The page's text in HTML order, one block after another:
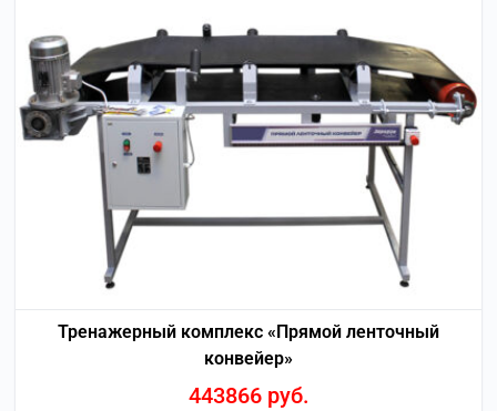
Тренажерный комплекс «Прямой ленточный
конвейер»
443866 руб.